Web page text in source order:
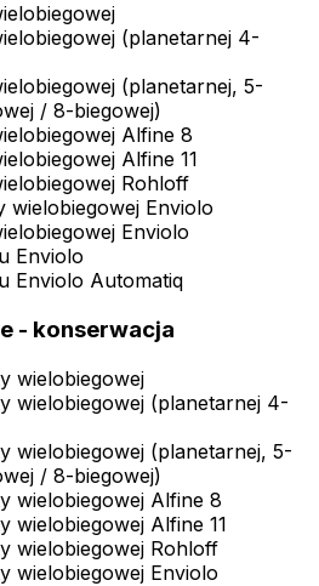
(planetarnej 4-
(planetarnej, 5-
/ 8-biegowej)
Alfine 8
Alfine 11
Rohloff
wielobiegowej Enviolo
Enviolo
Enviolo
Enviolo Automatiq
- konserwacja
wielobiegowej
wielobiegowej (planetarnej 4-
wielobiegowej (planetarnej, 5-
/ 8-biegowej)
wielobiegowej Alfine 8
wielobiegowej Alfine 11
wielobiegowej Rohloff
wielobiegowej Enviolo